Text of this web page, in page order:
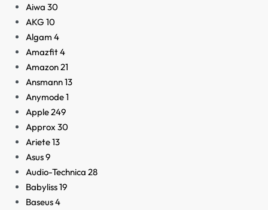
Aiwa 30
AKG 10
Algam 4
Amazfit4
Amazon21
Ansmann13
Anymode1
Apple249
Approx 30
Ariete13
Asus9
Audio-Technica 28
Babyliss19
Baseus4